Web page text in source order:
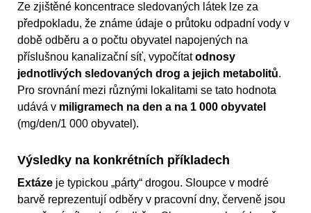
Ze zjištěné koncentrace sledovaných látek lze za
předpokladu, že známe údaje o průtoku odpadní vody v
době odběru a o počtu obyvatel napojených na
příslušnou kanalizační síť, vypočítatodnosy
jednotlivých sledovaných drog a jejich metabolitů.
Pro srovnání mezi různými lokalitami se tato hodnota
udává v miligramech na den a na 1 000 obyvatel
(mg/den/1 000 obyvatel).
Výsledky na konkrétních příkladech
Extáze je typickou „párty“ drogou. Sloupce v modré
barvě reprezentují odběry v pracovní dny, červeně jsou